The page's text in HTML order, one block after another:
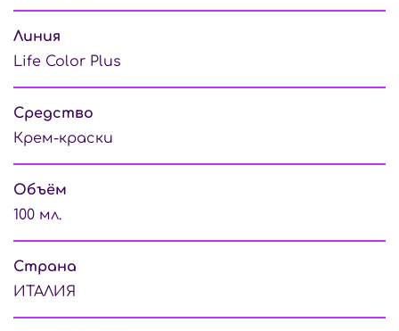
Линия
Life Color Plus
Средство
Крем-краски
Объём
100 мл.
Страна
ИТАЛИЯ